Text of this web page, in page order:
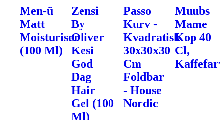
Men-ü
Matt
Moisturiser
(100 Ml)
Zensi
By
Oliver
Kesi
God
Dag
Hair
Gel (100
Ml)
Passo
Kurv -
Kvadratisk
30x30x30
Cm
Foldbar
- House
Nordic
Muubs
Mame
Kop 40
Cl,